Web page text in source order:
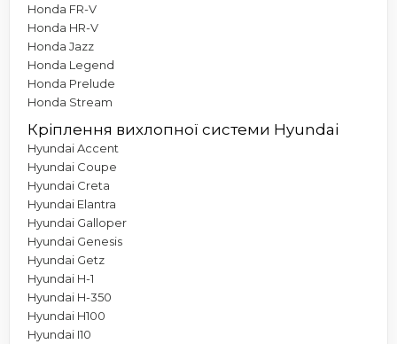
Honda FR-V
Honda HR-V
Honda Jazz
Honda Legend
Honda Prelude
Honda Stream
Кріплення вихлопної системи Hyundai
Hyundai Accent
Hyundai Coupe
Hyundai Creta
Hyundai Elantra
Hyundai Galloper
Hyundai Genesis
Hyundai Getz
Hyundai H-1
Hyundai H-350
Hyundai H100
Hyundai I10